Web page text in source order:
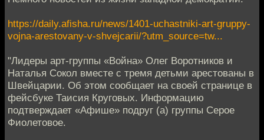
https://daily.afisha.ru/news/1401-uchastniki-art-gruppy-
vojna-arestovany-v-shvejcarii/?utm_source=tw...
"Лидеры арт-группы «Война» Олег Воротников и
Наталья Сокол вместе с тремя детьми арестованы в
Швейцарии. Об этом сообщает на своей странице в
фейсбуке Таисия Круговых. Информацию
подтверждает «Афише» подруг (а) группы Серое
Фиолетовое.